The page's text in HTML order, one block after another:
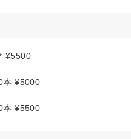
¥5500
本 ¥5000
本 ¥5500